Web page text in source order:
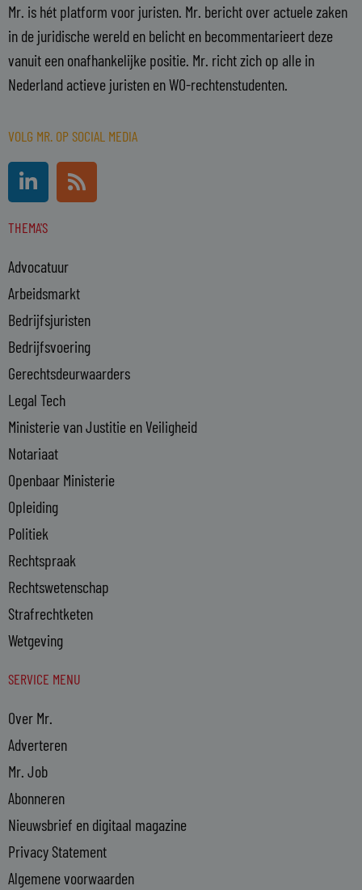
Mr. is hét platform voor juristen. Mr. bericht over actuele zaken
in de juridische wereld en belicht en becommentarieert deze
vanuit een onafhankelijke positie. Mr. richt zich op alle in
Nederland actieve juristen en WO-rechtenstudenten.
VOLG MR. OP SOCIAL MEDIA
L
i
n
k
d
i
n
-
i
n
R
s
s
THEMA'S
Advocatuur
Arbeidsmarkt
Bedrijfsjuristen
Bedrijfsvoering
Gerechtsdeurwaarders
Legal Tech
Ministerie van Justitie en Veiligheid
Notariaat
Openbaar Ministerie
Opleiding
Politiek
Rechtspraak
Rechtswetenschap
Strafrechtketen
Wetgeving
SERVICE MENU
Over Mr.
Adverteren
Mr. Job
Abonneren
Nieuwsbrief en digitaal magazine
Privacy Statement
Algemene voorwaarden